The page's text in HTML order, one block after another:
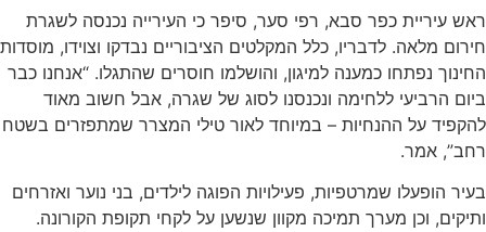
ראש עיריית כפר סבא, רפי סער, סיפר כי העירייה נכנסה לשגרת
חירום מלאה. לדבריו, כלל המקלטים הציבוריים נבדקו וצוידו, מוסדות
החינוך נפתחו כמענה למיגון, והושלמו חוסרים שהתגלו. “אנחנו כבר
ביום הרביעי ללחימה ונכנסנו לסוג של שגרה, אבל חשוב מאוד
להקפיד על ההנחיות – במיוחד לאור טילי המצרר שמתפזרים בשטח
רחב”, אמר.
בעיר הופעלו שמרטפיות, פעילויות הפוגה לילדים, בני נוער ואזרחים
ותיקים, וכן מערך תמיכה מקוון שנשען על לקחי תקופת הקורונה.